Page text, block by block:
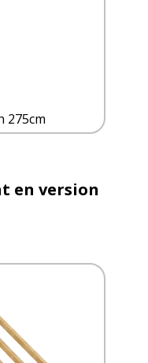
275cm
en version